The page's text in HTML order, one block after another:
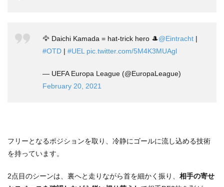
🦅 Daichi Kamada = hat-trick hero 🎩@Eintracht |
#OTD | #UEL pic.twitter.com/5M4K3MUAgl
— UEFA Europa League (@EuropaLeague)
February 20, 2021
フリーとなるポジションを取り、冷静にゴールに流し込める技術
を持っています。
2点目のシーンは、裏へと走りながら首を細かく振り、 相手の寄せ